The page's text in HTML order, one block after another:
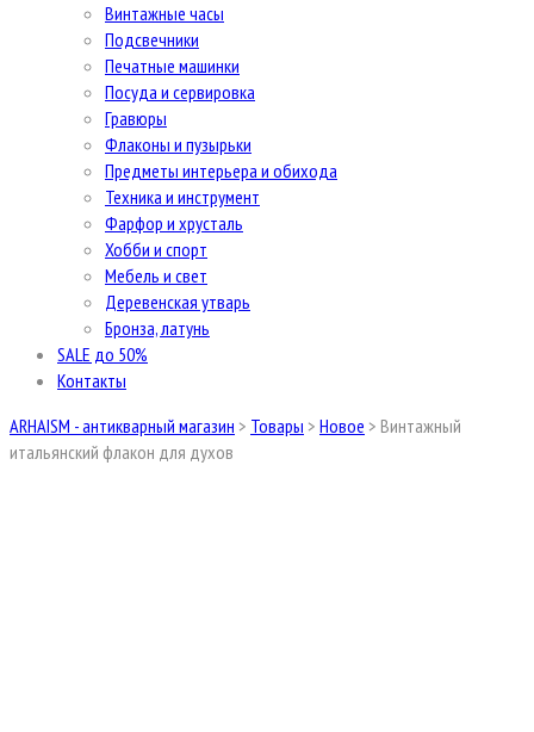
Винтажные часы
Подсвечники
Печатные машинки
Посуда и сервировка
Гравюры
Флаконы и пузырьки
Предметы интерьера и обихода
Техника и инструмент
Фарфор и хрусталь
Хобби и спорт
Мебель и свет
Деревенская утварь
Бронза, латунь
SALE до 50%
Контакты
ARHAISM - антикварный магазин > Товары > Новое > Винтажный
итальянский флакон для духов